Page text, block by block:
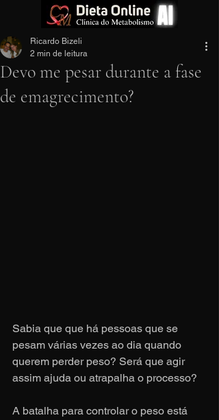
Devo me pesar durante a fase
de emagrecimento?
Ricardo Bizeli
2 min de leitura
Sabia que que há pessoas que se
pesam várias vezes ao dia quando
querem perder peso? Será que agir
assim ajuda ou atrapalha o processo?
A batalha para controlar o peso está